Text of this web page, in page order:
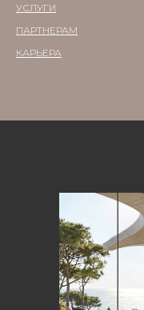
УСЛУГИ
ПАРТНЕРАМ
КАРЬЕРА